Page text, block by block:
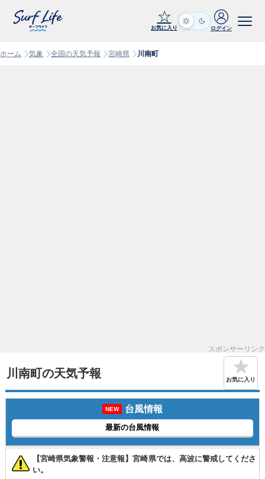
☆
お気に入り ログイン
ホーム 気象 全国の天気予報 宮崎県 川南町
スポンサーリンク
川南町の天気予報 お気に入り
NEW 台風情報
最新の台風情報
【宮崎県気象警報・注意報】宮崎県では、高波に警戒してくださ
い。